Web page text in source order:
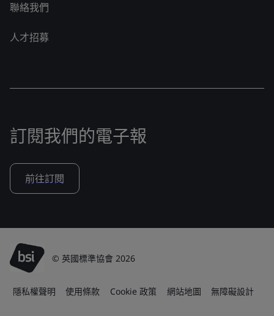
聯絡我們
人才招募
訂閱我們的電子報
前往訂閱
© 英國標準協會 2026
隱私權聲明 使用條款 Cookie 政策 網站地圖 無障礙設計